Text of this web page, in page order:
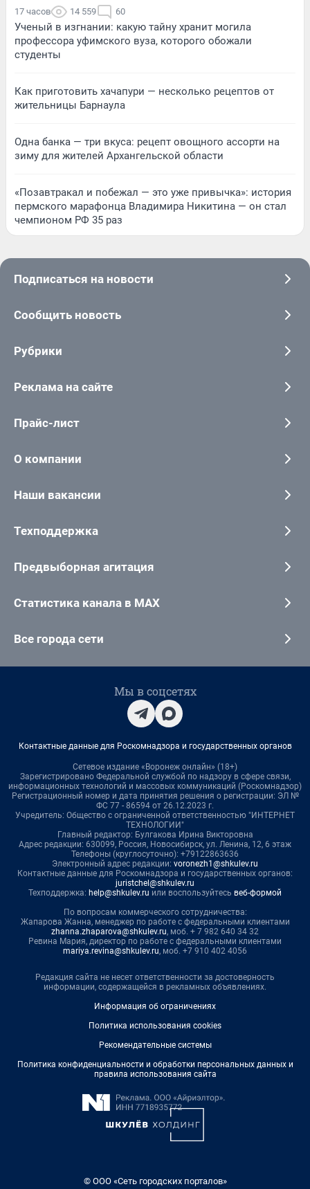
17 часов 14 559 60
Ученый в изгнании: какую тайну хранит могила
профессора уфимского вуза, которого обожали
студенты
Как приготовить хачапури — несколько рецептов от
жительницы Барнаула
Одна банка — три вкуса: рецепт овощного ассорти на
зиму для жителей Архангельской области
«Позавтракал и побежал — это уже привычка»: история
пермского марафонца Владимира Никитина — он стал
чемпионом РФ 35 раз
Подписаться на новости
Сообщить новость
Рубрики
Реклама на сайте
Прайс-лист
О компании
Наши вакансии
Техподдержка
Предвыборная агитация
Статистика канала в MAX
Все города сети
Мы в соцсетях
Контактные данные для Роскомнадзора и государственных органов
Сетевое издание «Воронеж онлайн» (18+)
Зарегистрировано Федеральной службой по надзору в сфере связи,
информационных технологий и массовых коммуникаций (Роскомнадзор)
Регистрационный номер и дата принятия решения о регистрации: ЭЛ №
ФС 77 - 86594 от 26.12.2023 г.
Учредитель: Общество с ограниченной ответственностью "ИНТЕРНЕТ
ТЕХНОЛОГИИ"
Главный редактор: Булгакова Ирина Викторовна
Адрес редакции: 630099, Россия, Новосибирск, ул. Ленина, 12, 6 этаж
Телефоны (круглосуточно): +79122863636
Электронный адрес редакции: voronezh1@shkulev.ru
Контактные данные для Роскомнадзора и государственных органов:
juristchel@shkulev.ru
Техподдержка: help@shkulev.ru или воспользуйтесь веб-формой
По вопросам коммерческого сотрудничества:
Жапарова Жанна, менеджер по работе с федеральными клиентами
zhanna.zhaparova@shkulev.ru, моб. + 7 982 640 34 32
Ревина Мария, директор по работе с федеральными клиентами
mariya.revina@shkulev.ru, моб. +7 910 402 4056
Редакция сайта не несет ответственности за достоверность
информации, содержащейся в рекламных объявлениях.
Информация об ограничениях
Политика использования cookies
Рекомендательные системы
Политика конфиденциальности и обработки персональных данных и
правила использования сайта
© ООО «Сеть городских порталов»